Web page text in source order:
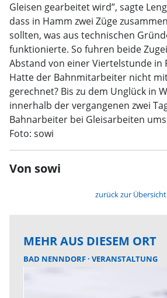
Gleisen gearbeitet wird”, sagte
dass in Hamm zwei Züge
sollten, was aus technischen
funktionierte. So fuhren beide
Abstand von einer Viertelstunde in
Hatte der Bahnmitarbeiter nicht
gerechnet? Bis zu dem Unglück in
innerhalb der vergangenen zwei
Bahnarbeiter bei Gleisarbeiten
Foto: sowi
Von sowi
zurück zur Übersicht
MEHR AUS DIESEM ORT
BAD NENNDORF VERANSTALTUNG